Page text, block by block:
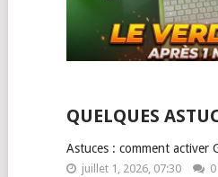
QUELQUES
Astuces : comment activer
juillet 1, 2026, 07:30 0